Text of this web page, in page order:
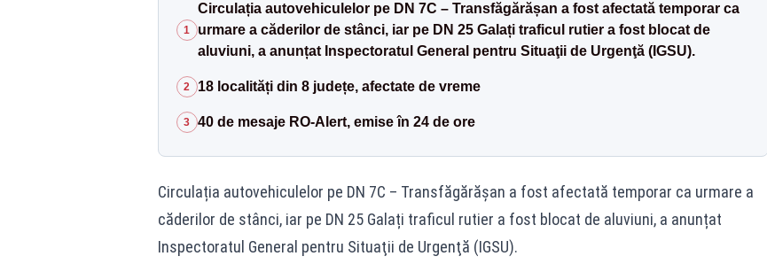
1
Circulația autovehiculelor pe DN 7C – Transfăgărășan a fost afectată temporar ca
urmare a căderilor de stânci, iar pe DN 25 Galați traficul rutier a fost blocat de
aluviuni, a anunțat Inspectoratul General pentru Situaţii de Urgenţă (IGSU).
2 18 localități din 8 județe, afectate de vreme
3 40 de mesaje RO-Alert, emise în 24 de ore
Circulația autovehiculelor pe DN 7C – Transfăgărășan a fost afectată temporar ca urmare a
căderilor de stânci, iar pe DN 25 Galați traficul rutier a fost blocat de aluviuni, a anunțat
Inspectoratul General pentru Situaţii de Urgenţă (IGSU).